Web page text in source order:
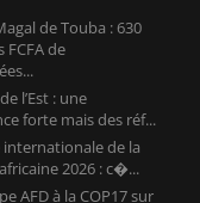
de Touba : 630
FCFA de
l’Est : une
forte mais des réf...
internationale de la
2026 : c�...
AFD à la COP17 sur